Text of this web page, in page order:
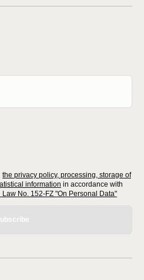
the privacy policy, processing, storage of
information in accordance with
No. 152-FZ "On Personal Data"